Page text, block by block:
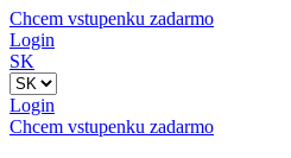
Chcem vstupenku zadarmo
Login
SK
Login
Chcem vstupenku zadarmo